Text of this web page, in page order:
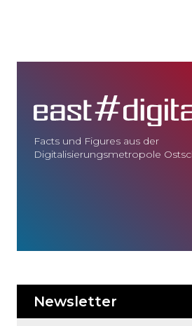
Facts und Figures aus der
Digitalisierungsmetropole
Newsletter